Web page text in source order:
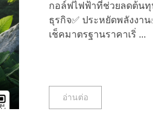
กอล์ฟไฟฟ้าที่ช่วยลดต้น
ธุรกิจ✅ ประหยัดพลังงา
เช็คมาตรฐานราคาเริ่ ...
อ่านต่อ